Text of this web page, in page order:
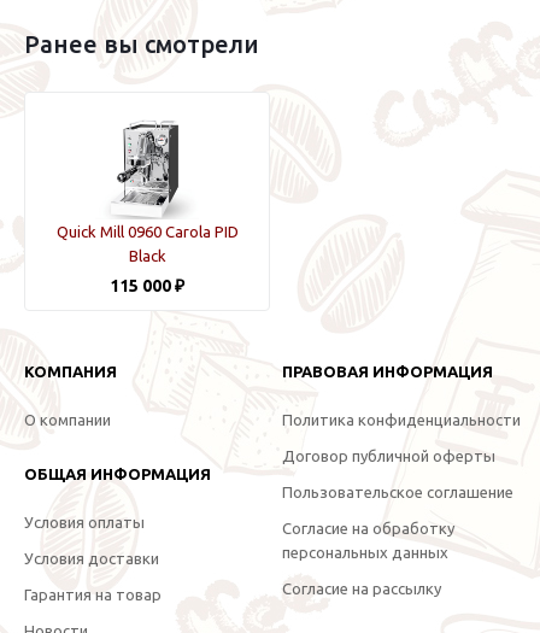
Ранее вы смотрели
Quick Mill 0960 Carola PID
Black
115 000 ₽
КОМПАНИЯ
О компании
ОБЩАЯ ИНФОРМАЦИЯ
Условия оплаты
Условия доставки
Гарантия на товар
ПРАВОВАЯ ИНФОРМАЦИЯ
Политика конфиденциальности
Договор публичной оферты
Пользовательское соглашение
Согласие на обработку
персональных данных
Согласие на рассылку